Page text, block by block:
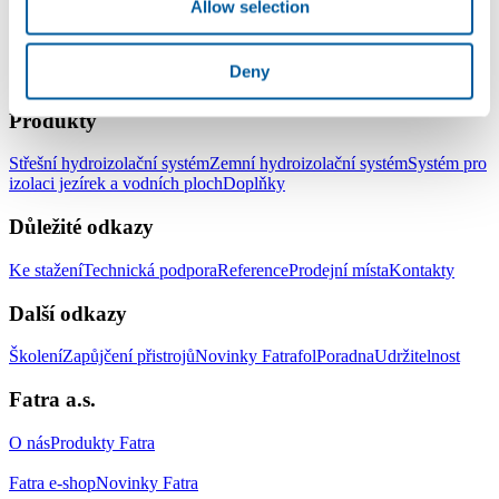
Allow selection
Deny
YouTube
Produkty
Střešní hydroizolační systémZemní hydroizolační systémSystém pro
izolaci jezírek a vodních plochDoplňky
Důležité odkazy
Ke staženíTechnická podporaReferenceProdejní místaKontakty
Další odkazy
ŠkoleníZapůjčení přistrojůNovinky FatrafolPoradnaUdržitelnost
Fatra a.s.
O násProdukty Fatra
Fatra e-shopNovinky Fatra